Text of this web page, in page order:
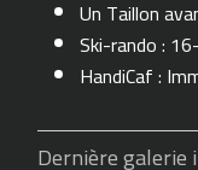
Un Taillon
Ski-rando :
HandiCaf :
Dernière galerie